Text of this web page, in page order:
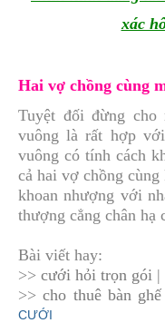
xác
Hai vợ chồng cùng
Tuyệt đối đừng cho
vuông là rất hợp
vuông có tính cách
cả hai vợ chồng
khoan nhượng với
thượng cẳng chân hạ
Bài viết hay:
>> cưới hỏi trọn gói |
>>cho thuê bàn
CƯỚI